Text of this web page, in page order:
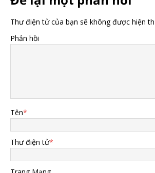
Thư điện tử của bạn sẽ không được hiện
Phản hồi
Tên*
Thư điện tử*